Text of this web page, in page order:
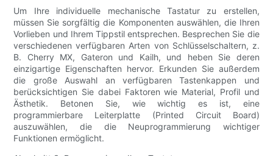
Um Ihre individuelle mechanische Tastatur zu erstellen,
müssen Sie sorgfältig die Komponenten auswählen, die Ihren
Vorlieben und Ihrem Tippstil entsprechen. Besprechen Sie die
verschiedenen verfügbaren Arten von Schlüsselschaltern, z.
B. Cherry MX, Gateron und Kailh, und heben Sie deren
einzigartige Eigenschaften hervor. Erkunden Sie außerdem
die große Auswahl an verfügbaren Tastenkappen und
berücksichtigen Sie dabei Faktoren wie Material, Profil und
Ästhetik. Betonen Sie, wie wichtig es ist, eine
programmierbare Leiterplatte (Printed Circuit Board)
auszuwählen, die die Neuprogrammierung wichtiger
Funktionen ermöglicht.